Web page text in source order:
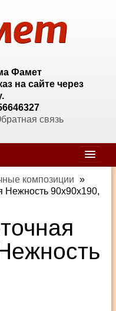
Фамет
на сайте через
связь
композиции »
Нежность 90х90х190,